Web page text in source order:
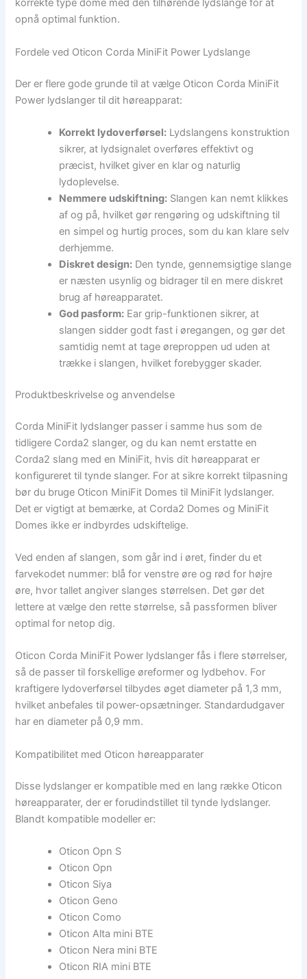
korrekte type dome med den tilhørende lydslange for at
opnå optimal funktion.
Fordele ved Oticon Corda MiniFit Power Lydslange
Der er flere gode grunde til at vælge Oticon Corda MiniFit
Power lydslanger til dit høreapparat:
Korrekt lydoverførsel: Lydslangens konstruktion
sikrer, at lydsignalet overføres effektivt og
præcist, hvilket giver en klar og naturlig
lydoplevelse.
Nemmere udskiftning: Slangen kan nemt klikkes
af og på, hvilket gør rengøring og udskiftning til
en simpel og hurtig proces, som du kan klare selv
derhjemme.
Diskret design: Den tynde, gennemsigtige slange
er næsten usynlig og bidrager til en mere diskret
brug af høreapparatet.
God pasform: Ear grip-funktionen sikrer, at
slangen sidder godt fast i øregangen, og gør det
samtidig nemt at tage øreproppen ud uden at
trække i slangen, hvilket forebygger skader.
Produktbeskrivelse og anvendelse
Corda MiniFit lydslanger passer i samme hus som de
tidligere Corda2 slanger, og du kan nemt erstatte en
Corda2 slang med en MiniFit, hvis dit høreapparat er
konfigureret til tynde slanger. For at sikre korrekt tilpasning
bør du bruge Oticon MiniFit Domes til MiniFit lydslanger.
Det er vigtigt at bemærke, at Corda2 Domes og MiniFit
Domes ikke er indbyrdes udskiftelige.
Ved enden af slangen, som går ind i øret, finder du et
farvekodet nummer: blå for venstre øre og rød for højre
øre, hvor tallet angiver slanges størrelsen. Det gør det
lettere at vælge den rette størrelse, så passformen bliver
optimal for netop dig.
Oticon Corda MiniFit Power lydslanger fås i flere størrelser,
så de passer til forskellige øreformer og lydbehov. For
kraftigere lydoverførsel tilbydes øget diameter på 1,3 mm,
hvilket anbefales til power-opsætninger. Standardudgaver
har en diameter på 0,9 mm.
Kompatibilitet med Oticon høreapparater
Disse lydslanger er kompatible med en lang række Oticon
høreapparater, der er forudindstillet til tynde lydslanger.
Blandt kompatible modeller er:
Oticon Opn S
Oticon Opn
Oticon Siya
Oticon Geno
Oticon Como
Oticon Alta mini BTE
Oticon Nera mini BTE
Oticon RIA mini BTE